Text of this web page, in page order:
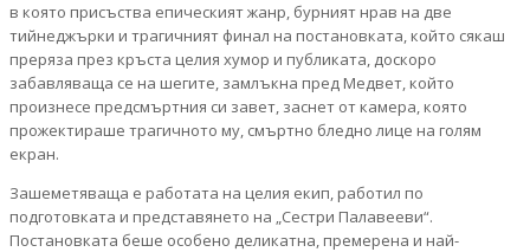
в която присъства епическият жанр, бурният нрав на две
тийнеджърки и трагичният финал на постановката, който сякаш
преряза през кръста целия хумор и публиката, доскоро
забавляваща се на шегите, замлъкна пред Медвет, който
произнесе предсмъртния си завет, заснет от камера, която
прожектираше трагичното му, смъртно бледно лице на голям
екран.
Зашеметяваща е работата на целия екип, работил по
подготовката и представянето на „Сестри Палавееви“.
Постановката беше особено деликатна, премерена и най-